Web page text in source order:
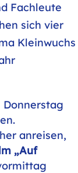
Fachleute
sich vier
Kleinwuchs
anreisen,
„Auf